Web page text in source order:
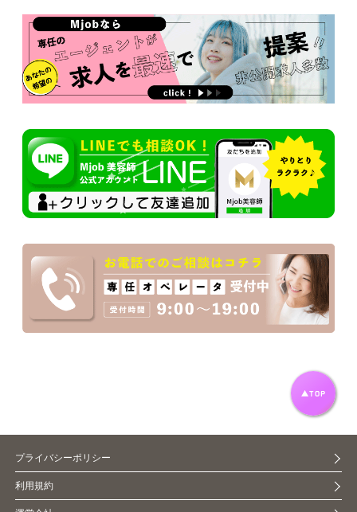
プライバシーポリシー
利用規約